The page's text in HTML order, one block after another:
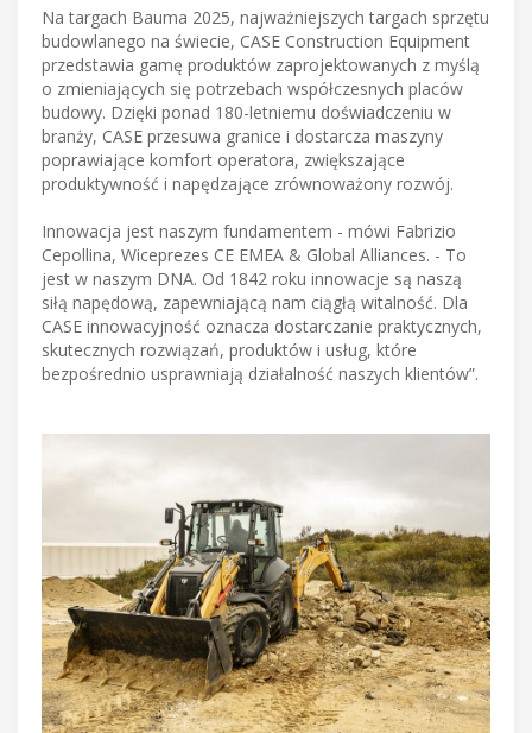
Na targach Bauma 2025, najważniejszych targach sprzętu
budowlanego na świecie, CASE Construction Equipment
przedstawia gamę produktów zaprojektowanych z myślą
o zmieniających się potrzebach współczesnych placów
budowy. Dzięki ponad 180-letniemu doświadczeniu w
branży, CASE przesuwa granice i dostarcza maszyny
poprawiające komfort operatora, zwiększające
produktywność i napędzające zrównoważony rozwój.
Innowacja jest naszym fundamentem - mówi Fabrizio
Cepollina, Wiceprezes CE EMEA & Global Alliances. - To
jest w naszym DNA. Od 1842 roku innowacje są naszą
siłą napędową, zapewniającą nam ciągłą witalność. Dla
CASE innowacyjność oznacza dostarczanie praktycznych,
skutecznych rozwiązań, produktów i usług, które
bezpośrednio usprawniają działalność naszych klientów”.